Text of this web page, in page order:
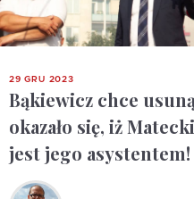
29 GRU 2023
Bąkiewicz chce
okazało się, iż
jest jego asystentem!